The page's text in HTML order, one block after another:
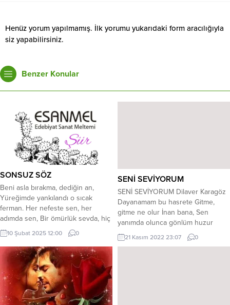
Henüz yorum yapılmamış. İlk yorumu yukarıdaki form aracılığıyla
siz yapabilirsiniz.
Benzer Konular
SONSUZ SÖZ
Beni asla bırakma, dediğin an,
Yüreğimde yankılandı o sıcak
ferman. Her nefeste sen, her
adımda sen, Bir ömürlük sevda, hiç
bitmeyecek düğün sen. Gözlerin
bir deniz, içinde kaybolurum, Ellerin
bir bahar, dokunduğunda doğarım.
Her kelimen bir yıldız, karanlığımı
aydınlatır, Seninle geçen her an,
ömrüme bahar katılır. Beni asla...
10 Şubat 2025 12:00 0
SENİ SEVİYORUM
SENİ SEVİYORUM Dilaver Karagöz
Dayanamam bu hasrete Gitme,
gitme ne olur İnan bana, Sen
yanımda olunca gönlüm huzur
bulur Laleler menekşeler sensiz
boynu bükük durur Anlasana bak,
21 Kasım 2022 23:07 0